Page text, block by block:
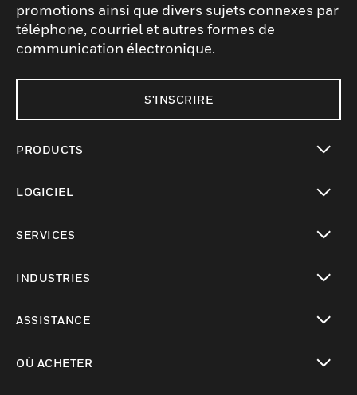
promotions ainsi que divers sujets connexes par
téléphone, courriel et autres formes de
communication électronique.
S'INSCRIRE
PRODUCTS
LOGICIEL
SERVICES
INDUSTRIES
ASSISTANCE
OÙ ACHETER